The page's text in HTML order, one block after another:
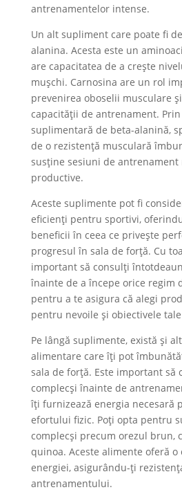
antrenamentelor intense.
Un alt supliment care poate fi
alanina. Acesta este un
are capacitatea de a crește
mușchi. Carnosina are un rol
prevenirea oboselii musculare
capacității de antrenament.
suplimentară de beta-alanină,
de o rezistență musculară
susține sesiuni de antrenament
productive.
Aceste suplimente pot fi
eficienți pentru sportivi,
beneficii în ceea ce privește
progresul în sala de forță. Cu
important să consulți
înainte de a începe orice regim
pentru a te asigura că alegi
pentru nevoile și obiectivele
Pe lângă suplimente, există și
alimentare care îți pot
sala de forță. Este important să
complecși înainte de
îți furnizează energia necesară
efortului fizic. Poți opta pentru
complecși precum orezul brun,
quinoa. Aceste alimente oferă
energiei, asigurându-ți
antrenamentului.